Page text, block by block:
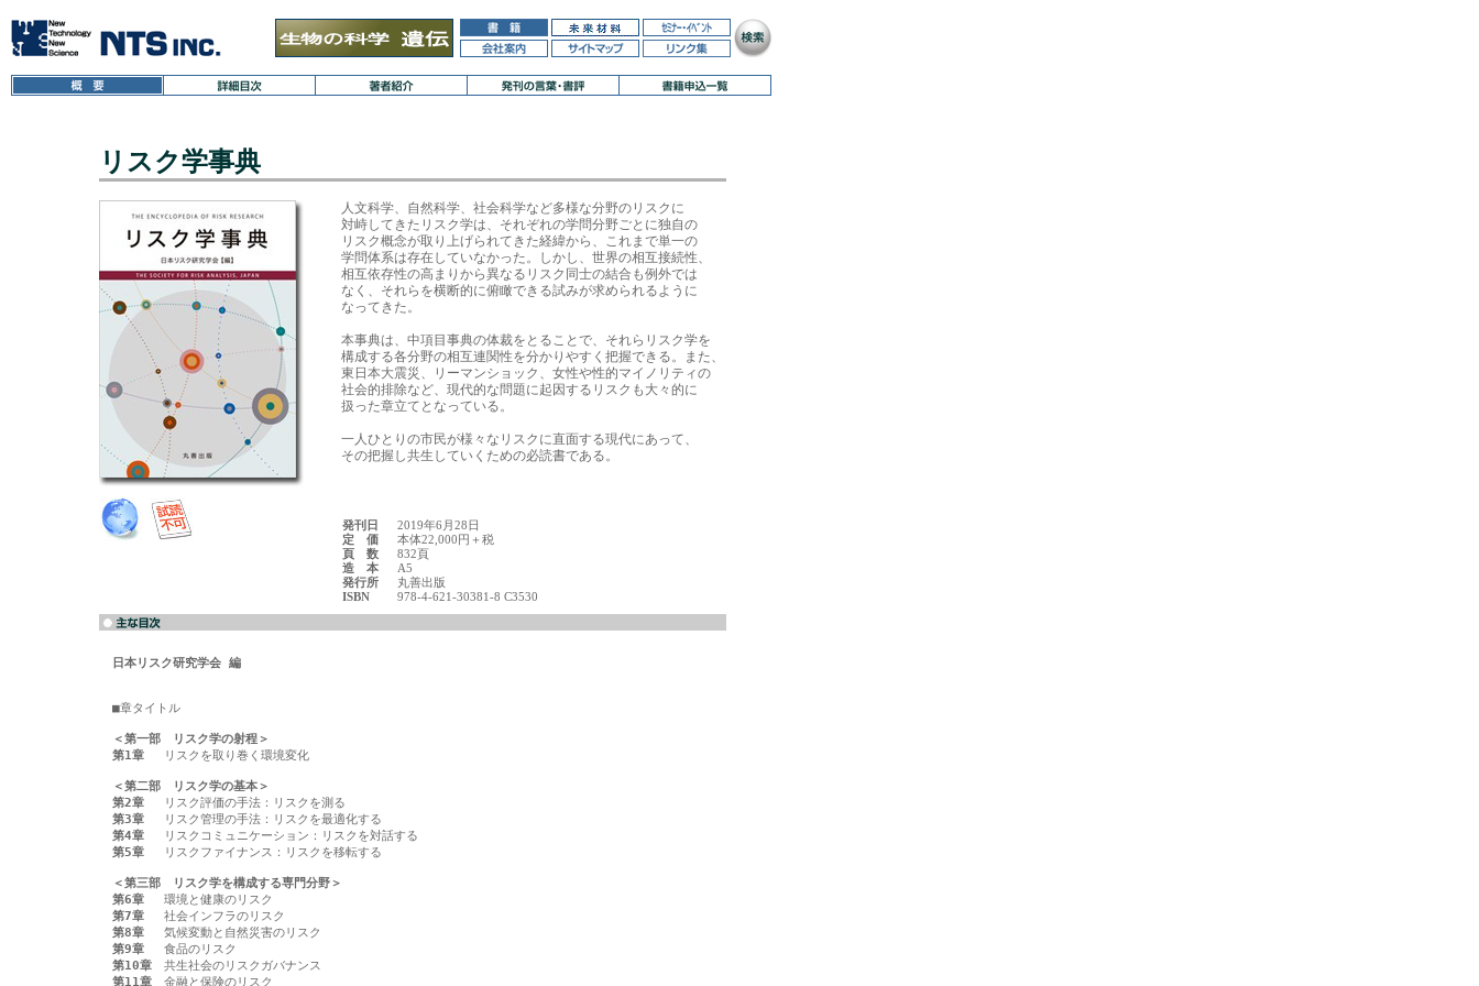
リスク学事典
人文科学、自然科学、社会科学など多様な分野のリスクに
対峙してきたリスク学は、それぞれの学問分野ごとに独自の
リスク概念が取り上げられてきた経緯から、これまで単一の
学問体系は存在していなかった。しかし、世界の相互接続性、
相互依存性の高まりから異なるリスク同士の結合も例外では
なく、それらを横断的に俯瞰できる試みが求められるように
なってきた。
本事典は、中項目事典の体裁をとることで、それらリスク学を
構成する各分野の相互連関性を分かりやすく把握できる。また、
東日本大震災、リーマンショック、女性や性的マイノリティの
社会的排除など、現代的な問題に起因するリスクも大々的に
扱った章立てとなっている。
一人ひとりの市民が様々なリスクに直面する現代にあって、
その把握し共生していくための必読書である。
発刊日
2019年6月28日
定 価
本体22,000円＋税
頁 数
832頁
造 本
A5
発行所
丸善出版
ISBN
978-4-621-30381-8 C3530
日本リスク研究学会 編
■章タイトル
＜第一部　リスク学の射程＞
第1章 リスクを取り巻く環境変化
＜第二部　リスク学の基本＞
第2章
第3章
第4章
第5章 リスクファイナンス：リスクを移転する
＜第三部　リスク学を構成する専門分野＞
第6章
第7章
第8章
第9章
第10章
第11章 金融と保険のリスク